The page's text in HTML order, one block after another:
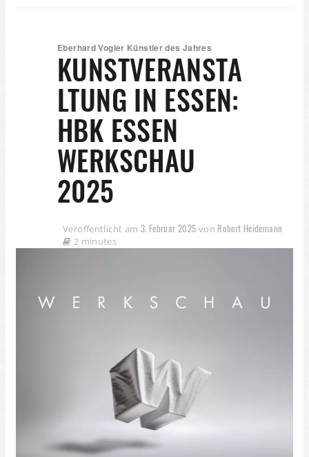
Eberhard Vogler Künstler des Jahres
KUNSTVERANSTA
LTUNG IN ESSEN:
HBK ESSEN
WERKSCHAU
2025
Veröffentlicht am 3. Februar 2025 von Robert Heidemann
2 minutes